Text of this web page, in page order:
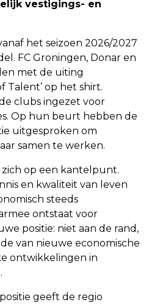
vestigings- en
het seizoen 2026/2027
FC Groningen, Donar en
met de uiting
Talent’ op het shirt.
clubs ingezet voor
Op hun beurt hebben de
uitgesproken om
samen te werken.
op een kantelpunt.
en kwaliteit van leven
steeds
ontstaat voor
positie: niet aan de rand,
van nieuwe economische
ontwikkelingen in
geeft de regio